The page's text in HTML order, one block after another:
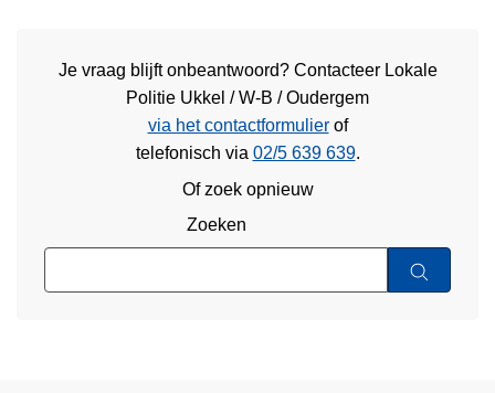
Je vraag blijft onbeantwoord? Contacteer Lokale
Politie Ukkel / W-B / Oudergem
via het contactformulierof
telefonisch via 02/5 639 639.
Of zoek opnieuw
Zoeken